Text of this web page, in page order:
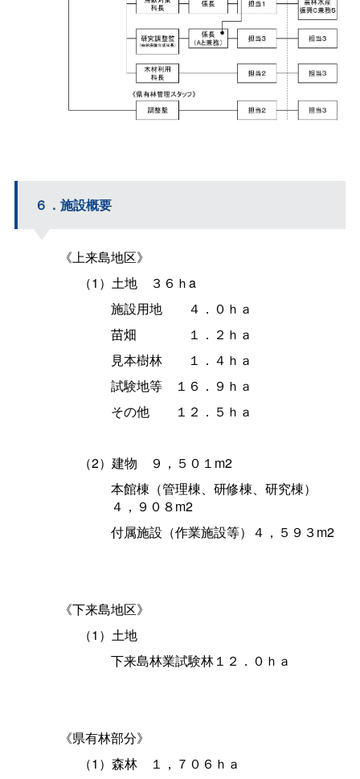
６．施設概要
《上来島地区》
（1）土地
３６ｈa
施設用地
４．０ｈａ
苗畑
１．２ｈａ
見本樹林
１．４ｈａ
試験地等
１６．９ｈａ
その他 １２．５ｈａ
（2）建物
９，５０１m2
本館棟（管理棟、研修棟、研究棟）
４，９０８m2
付属施設（作業施設等）４，５９３m2
《下来島地区》
（1）土地
下来島林業試験林１２．０ｈａ
《県有林部分》
（1）森林
１，７０６ｈａ